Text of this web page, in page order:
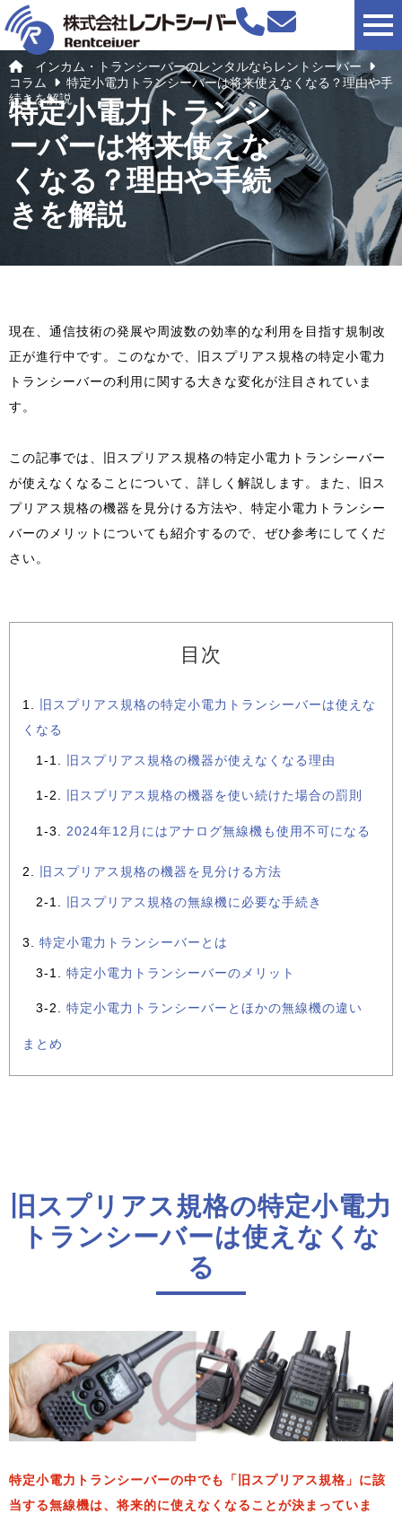
インカム・トランシーバーのレンタルならレントシーバー
コラム
特定小電力トランシーバーは将来使えなくなる？理由や手
続きを解説
特定小電力トランシ
ーバーは将来使えな
くなる？理由や手続
きを解説
現在、通信技術の発展や周波数の効率的な利用を目指す規制改
正が進行中です。このなかで、旧スプリアス規格の特定小電力
トランシーバーの利用に関する大きな変化が注目されていま
す。
この記事では、旧スプリアス規格の特定小電力トランシーバー
が使えなくなることについて、詳しく解説します。また、旧ス
プリアス規格の機器を見分ける方法や、特定小電力トランシー
バーのメリットについても紹介するので、ぜひ参考にしてくだ
さい。
目次
旧スプリアス規格の特定小電力トランシーバーは使えな
くなる
旧スプリアス規格の機器が使えなくなる理由
旧スプリアス規格の機器を使い続けた場合の罰則
2024年12月にはアナログ無線機も使用不可になる
旧スプリアス規格の機器を見分ける方法
旧スプリアス規格の無線機に必要な手続き
特定小電力トランシーバーとは
特定小電力トランシーバーのメリット
特定小電力トランシーバーとほかの無線機の違い
まとめ
旧スプリアス規格の特定小電力
トランシーバーは使えなくな
る
特定小電力トランシーバーの中でも「旧スプリアス規格」に該
当する無線機は、将来的に使えなくなることが決まっていま